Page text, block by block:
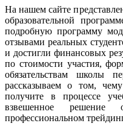
На нашем сайте
образовательной
подробную программу
отзывами реальных
и достигли финансовых
по стоимости участия,
обязательствам школы
рассказываем о том,
получите в процессе
взвешенное
профессиональном